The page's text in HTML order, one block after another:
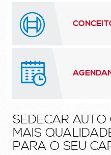
SEDECAR AUTO
MAIS
PARA O SEU